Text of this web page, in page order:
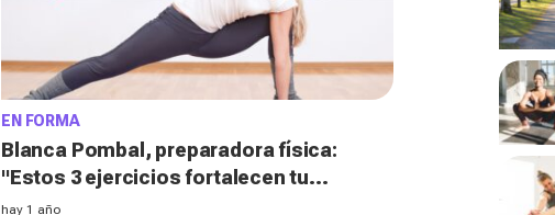
EN FORMA
Blanca Pombal, preparadora física:
"Estos 3 ejercicios fortalecen tu
abdomen y definen cintura en solo 5
hay 1 año